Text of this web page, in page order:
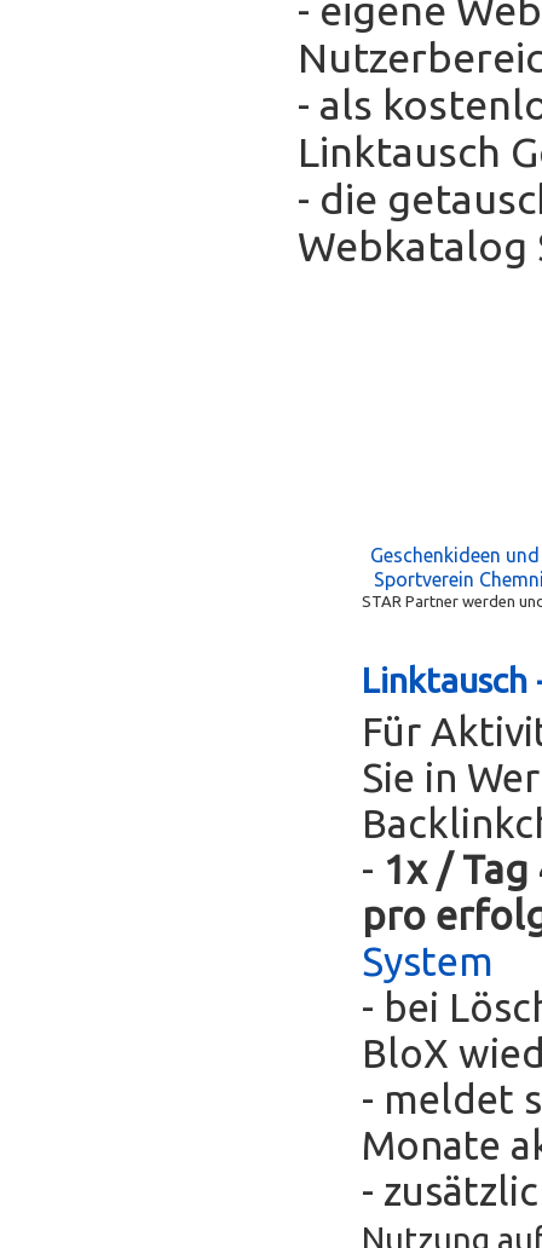
- eigene
- als
Linktausch
- die
Webkatalog
Geschenkideen
Sportverein
STAR Partner werden
Linktausch
Für
Sie in
- 1x /
pro
System
- bei
BloX
- meldet
Monate
-
Nutzung